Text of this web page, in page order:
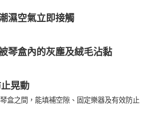
濕空氣立即接觸
琴盒內的灰塵及絨毛沾黏
晃動
盒之間，能填補空隙、固定樂器及有效防止